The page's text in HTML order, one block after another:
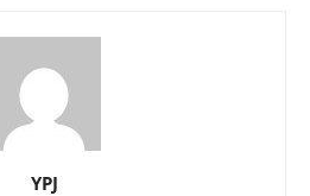
YPJ